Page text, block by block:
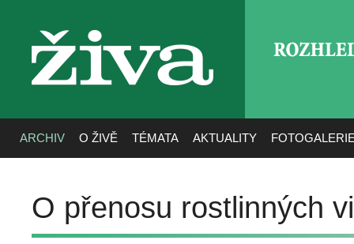
živa
ARCHIV O ŽIVĚ TÉMATA AKTUALITY
O přenosu rostlinných